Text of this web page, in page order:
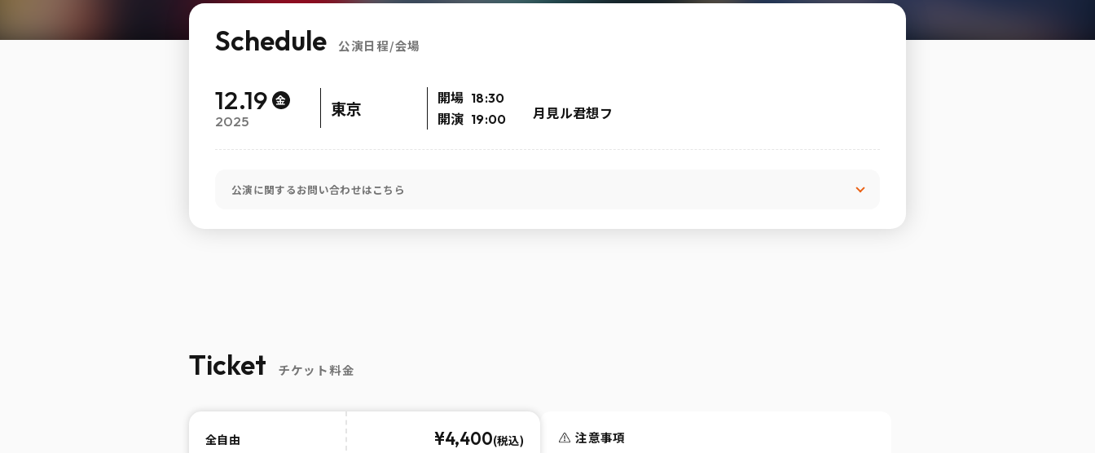
Schedule 公演日程/会場
12.19 金
2025
東京
開場 18:30
開演 19:00 月見ル君想フ
公演に関するお問い合わせはこちら
Ticket チケット料金
全自由 ¥4,400(税込) 注意事項